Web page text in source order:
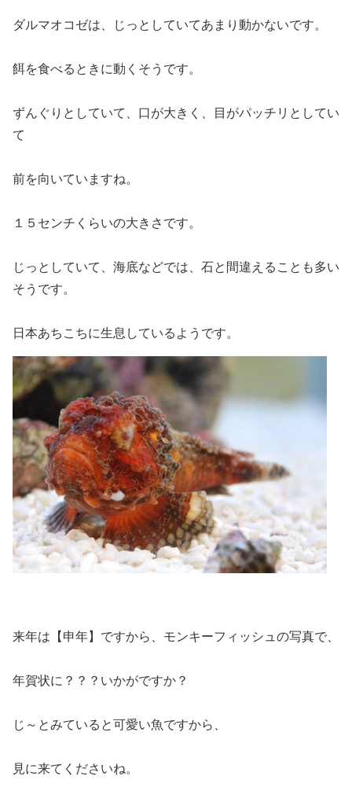
ダルマオコゼは、じっとしていてあまり動かないです。
餌を食べるときに動くそうです。
ずんぐりとしていて、口が大きく、目がパッチリとしてい
て
前を向いていますね。
１５センチくらいの大きさです。
じっとしていて、海底などでは、石と間違えることも多い
そうです。
日本あちこちに生息しているようです。
来年は【申年】ですから、モンキーフィッシュの写真で、
年賀状に？？？いかがですか？
じ～とみていると可愛い魚ですから、
見に来てくださいね。